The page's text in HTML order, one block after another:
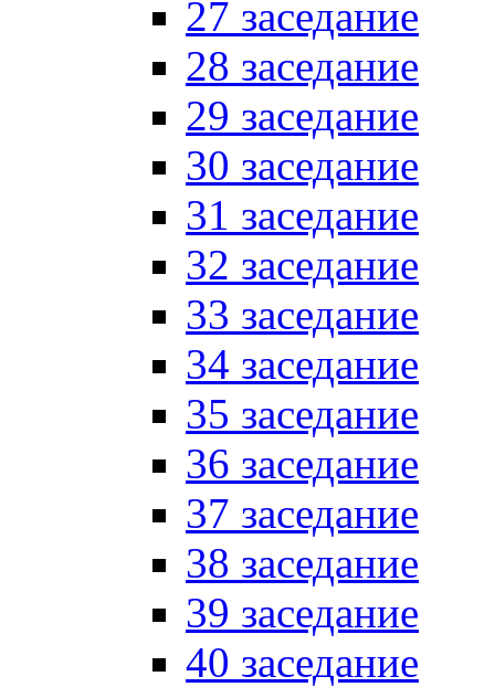
27 заседание
28 заседание
29 заседание
30 заседание
31 заседание
32 заседание
33 заседание
34 заседание
35 заседание
36 заседание
37 заседание
38 заседание
39 заседание
40 заседание